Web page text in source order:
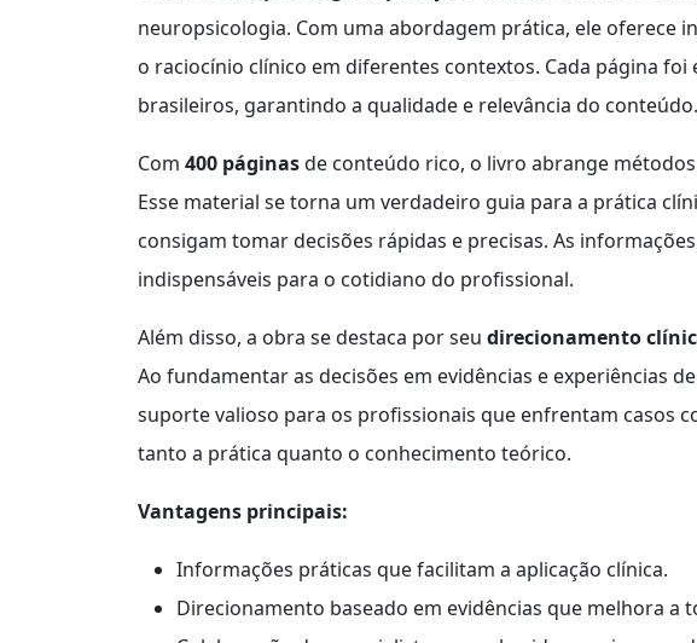
neuropsicologia. Com uma abordagem prática, ele oferece
o raciocínio clínico em diferentes contextos. Cada página
brasileiros, garantindo a qualidade e relevância do conteúdo.
Com 400 páginasde conteúdo rico, o livro abrange
Esse material se torna um verdadeiro guia para a prática
consigam tomar decisões rápidas e precisas. As
indispensáveis para o cotidiano do profissional.
Além disso, a obra se destaca por seu direcionamento
Ao fundamentar as decisões em evidências e experiências
suporte valioso para os profissionais que enfrentam casos
tanto a prática quanto o conhecimento teórico.
Vantagens principais:
Informações práticas que facilitam a aplicação clínica.
Direcionamento baseado em evidências que melhora a